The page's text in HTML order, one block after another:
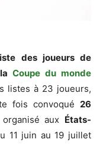
des joueurs de
Coupe du monde
listes à 23 joueurs,
fois convoqué 26
aux États-
11 juin au 19 juillet